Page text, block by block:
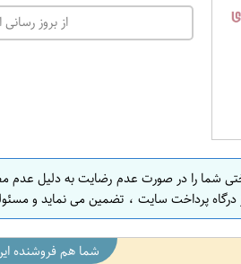
از بروز
شما را در صورت عدم رضایت به دلیل
پرداخت سایت ، تضمین می نماید و
شما هم فروشنده